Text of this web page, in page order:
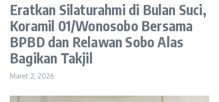
Eratkan Silaturahmi di Bulan Suci,
Koramil 01/Wonosobo Bersama
BPBD dan Relawan Sobo Alas
Bagikan Takjil
Maret 2, 2026